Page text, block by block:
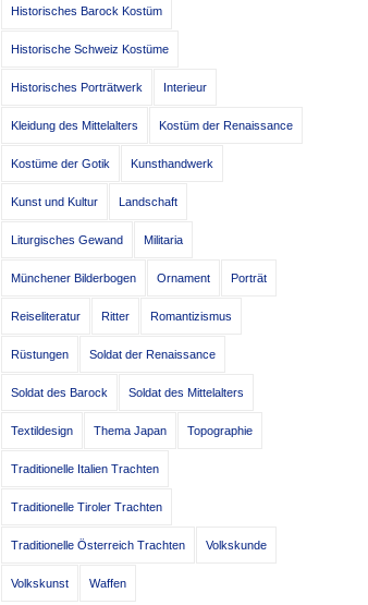
Historisches Barock Kostüm
Historische Schweiz Kostüme
Historisches Porträtwerk Interieur
Kleidung des Mittelalters Kostüm der Renaissance
Kostüme der Gotik Kunsthandwerk
Kunst und Kultur Landschaft
Liturgisches Gewand Militaria
Münchener Bilderbogen Ornament Porträt
Reiseliteratur Ritter Romantizismus
Rüstungen Soldat der Renaissance
Soldat des Barock Soldat des Mittelalters
Textildesign Thema Japan Topographie
Traditionelle Italien Trachten
Traditionelle Tiroler Trachten
Traditionelle Österreich Trachten Volkskunde
Volkskunst Waffen